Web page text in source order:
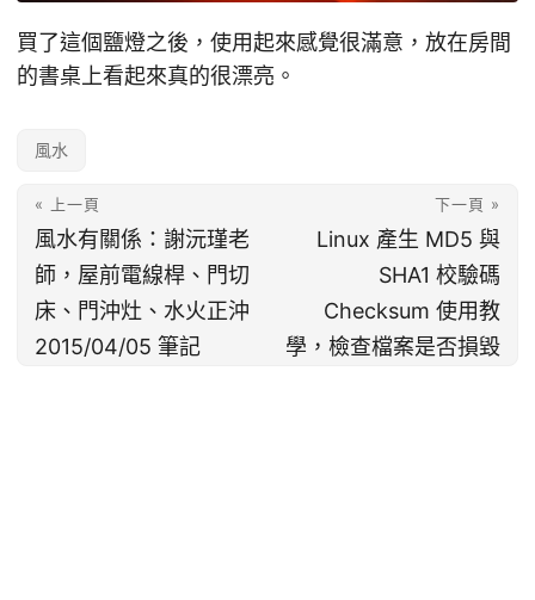
買了這個鹽燈之後，使用起來感覺很滿意，放在房間
的書桌上看起來真的很漂亮。
風水
« 上一頁
風水有關係：謝沅瑾老
師，屋前電線桿、門切
床、門沖灶、水火正沖
2015/04/05 筆記
下一頁 »
Linux 產生 MD5 與
SHA1 校驗碼
Checksum 使用教
學，檢查檔案是否損毀